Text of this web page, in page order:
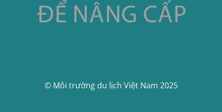
© Môi trường du lịch Việt Nam 2025